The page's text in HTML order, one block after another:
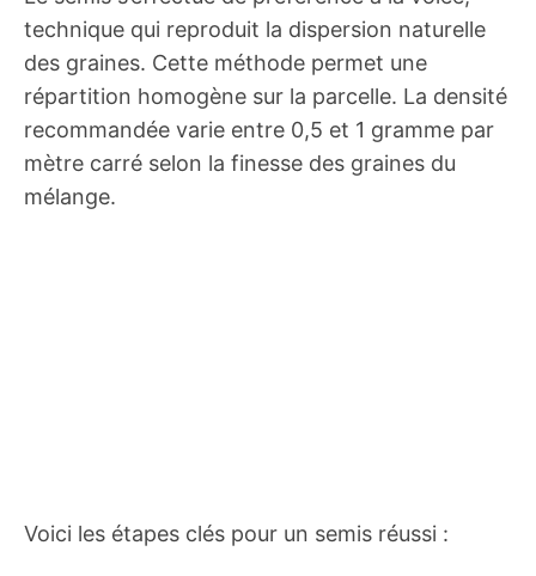
technique qui reproduit la dispersion naturelle
des graines. Cette méthode permet une
répartition homogène sur la parcelle. La densité
recommandée varie entre 0,5 et 1 gramme par
mètre carré selon la finesse des graines du
mélange.
Voici les étapes clés pour un semis réussi :